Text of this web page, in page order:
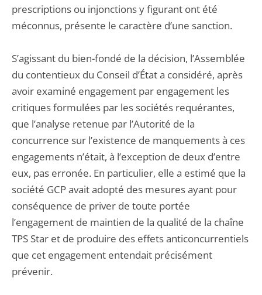
prescriptions ou injonctions y figurant ont été
méconnus, présente le caractère d’une sanction.
S’agissant du bien-fondé de la décision, l’Assemblée
du contentieux du Conseil d’État a considéré, après
avoir examiné engagement par engagement les
critiques formulées par les sociétés requérantes,
que l’analyse retenue par l’Autorité de la
concurrence sur l’existence de manquements à ces
engagements n’était, à l’exception de deux d’entre
eux, pas erronée. En particulier, elle a estimé que la
société GCP avait adopté des mesures ayant pour
conséquence de priver de toute portée
l’engagement de maintien de la qualité de la chaîne
TPS Star et de produire des effets anticoncurrentiels
que cet engagement entendait précisément
prévenir.